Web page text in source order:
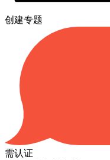
创建专题
需认证